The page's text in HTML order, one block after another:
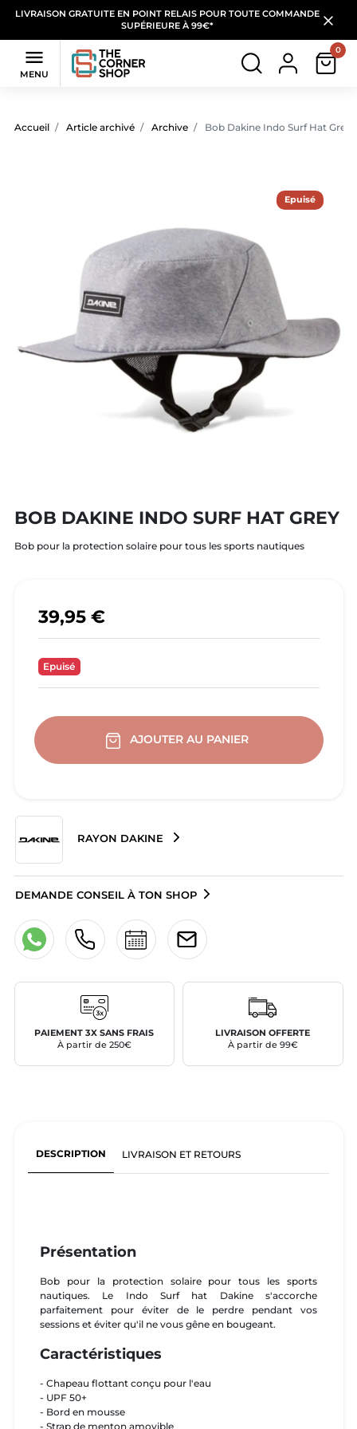
LIVRAISON GRATUITE EN POINT RELAIS POUR TOUTE COMMANDE
SUPÉRIEURE À 99€*

MENU
0
Accueil Article archivé Archive Bob Dakine Indo Surf Hat Grey
Epuisé
BOB DAKINE INDO SURF HAT GREY
Bob pour la protection solaire pour tous les sports nautiques
39,95 €
Epuisé
AJOUTER AU PANIER
RAYON DAKINE
DEMANDE CONSEIL À TON SHOP
PAIEMENT 3X SANS FRAIS
À partir de 250€
LIVRAISON OFFERTE
À partir de 99€
DESCRIPTION LIVRAISON ET RETOURS
Présentation
Bob pour la protection solaire pour tous les sports
nautiques. Le Indo Surf hat Dakine s'accorche
parfaitement pour éviter de le perdre pendant vos
sessions et éviter qu'il ne vous gêne en bougeant.
Caractéristiques
- Chapeau flottant conçu pour l'eau
- UPF 50+
- Bord en mousse
- Strap de menton amovible